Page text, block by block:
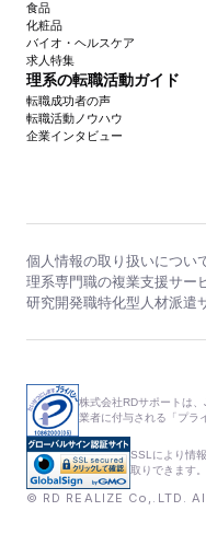
食品
化粧品
バイオ・ヘルスケア
求人特集
理系の転職活動ガイド
転職成功者の声
転職活動ノウハウ
企業インタビュー
個人情報の取り扱いについ
理系専門職の複業支援サー
研究開発職特化型人材派遣
株式会社RDサポートは
業者に付与される「プラ
SSLにより情
取りできます。
© RD REALIZE Co,.LTD.